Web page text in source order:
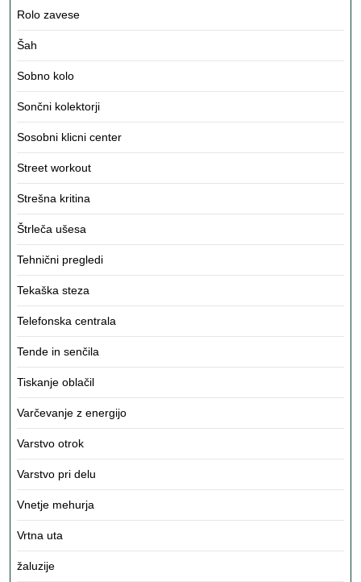
Rolo zavese
Šah
Sobno kolo
Sončni kolektorji
Sosobni klicni center
Street workout
Strešna kritina
Štrleča ušesa
Tehnični pregledi
Tekaška steza
Telefonska centrala
Tende in senčila
Tiskanje oblačil
Varčevanje z energijo
Varstvo otrok
Varstvo pri delu
Vnetje mehurja
Vrtna uta
žaluzije